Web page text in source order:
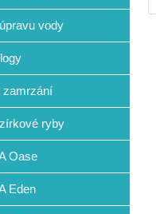
vody
zamrzání
ryby
Oase
Eden